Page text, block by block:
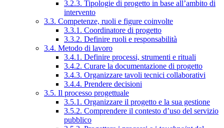
3.2.3. Tipologie di progetto in base all’ambito di
intervento
3.3. Competenze, ruoli e figure coinvolte
3.3.1. Coordinatore di progetto
3.3.2. Definire ruoli e responsabilità
3.4. Metodo di lavoro
3.4.1. Definire processi, strumenti e rituali
3.4.2. Curare la documentazione di progetto
3.4.3. Organizzare tavoli tecnici collaborativi
3.4.4. Prendere decisioni
3.5. Il processo progettuale
3.5.1. Organizzare il progetto e la sua gestione
3.5.2. Comprendere il contesto d’uso del servizio
pubblico